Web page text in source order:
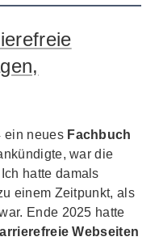
ein neues Fachbuch
war die
hatte damals
einem Zeitpunkt, als
Ende 2025 hatte
Webseiten